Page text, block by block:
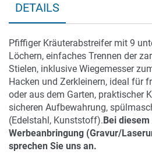
DETAILS
Pfiffiger Kräuterabstreifer mit 9
Löchern, einfaches Trennen der
Stielen, inklusive Wiegemesser
Hacken und Zerkleinern, ideal für
oder aus dem Garten, praktischer
sicheren Aufbewahrung,
(Edelstahl, Kunststoff).Bei
Werbeanbringung (Gravur/
sprechen Sie uns an.